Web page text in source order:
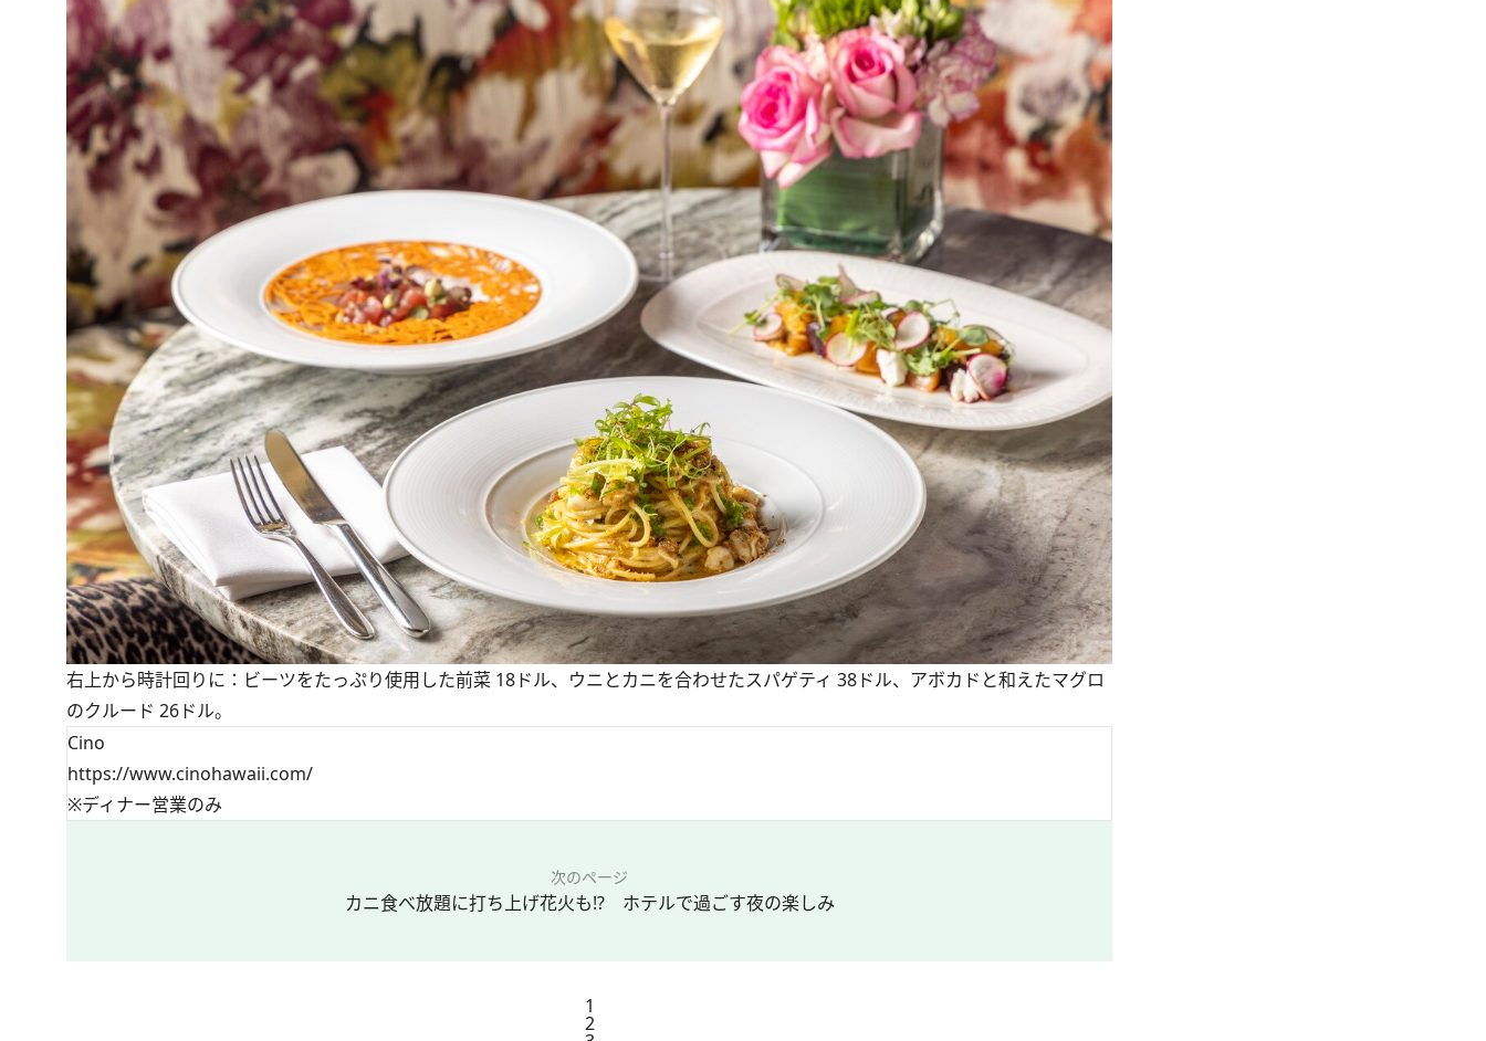
右上から時計回りに：ビーツをたっぷり使用した前菜 18ドル、ウニとカニを合わせたスパゲティ 38ドル、アボカドと和えたマグロ
のクルード 26ドル。
Cino
https://www.cinohawaii.com/
※ディナー営業のみ
次のページ
カニ食べ放題に打ち上げ花火も!? ホテルで過ごす夜の楽しみ
1
2